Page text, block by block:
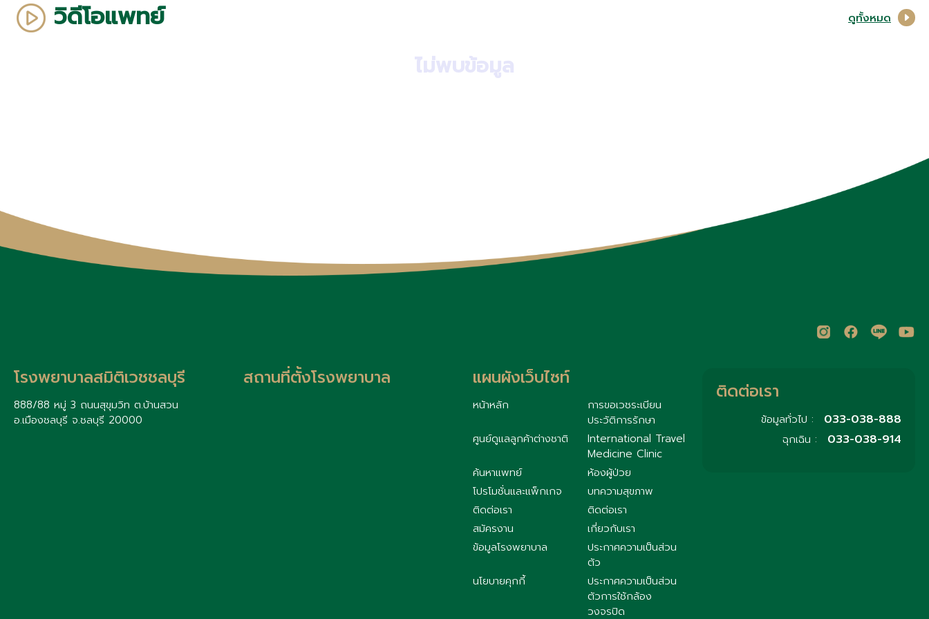
วิดีโอแพทย์ ดูทั้งหมด
ไม่พบข้อมูล
โรงพยาบาลสมิติเวชชลบุรี
888/88 หมู่ 3 ถนนสุขุมวิท ต.บ้านสวน
อ.เมืองชลบุรี จ.ชลบุรี 20000
สถานที่ตั้งโรงพยาบาล แผนผังเว็บไซท์
หน้าหลัก
การขอเวชระเบียน
ประวัติการรักษา
ศูนย์ดูแลลูกค้าต่างชาติ
International Travel
Medicine Clinic
ค้นหาแพทย์
ห้องผู้ป่วย
โปรโมชั่นและแพ็กเกจ
บทความสุขภาพ
ติดต่อเรา
ติดต่อเรา
สมัครงาน
เกี่ยวกับเรา
ข้อมูลโรงพยาบาล
ประกาศความเป็นส่วน
ตัว
นโยบายคุกกี้
ประกาศความเป็นส่วน
ตัวการใช้กล้อง
วงจรปิด
ติดต่อเรา
ข้อมูลทั่วไป : 033-038-888
ฉุกเฉิน : 033-038-914